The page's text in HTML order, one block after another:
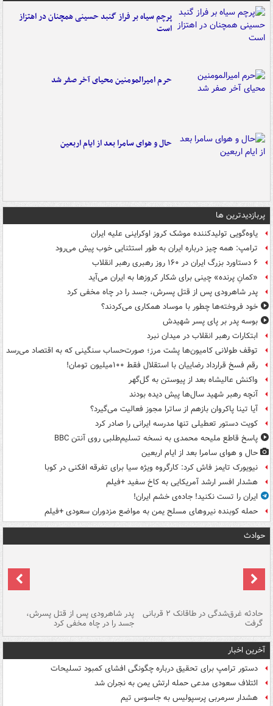
پرچم سیاه بر فراز گنبد حسینی همچنان در اهتزاز
است
حرم امیرالمومنین محیای آخر صفر شد
حال و هوای سامرا بعد از ایام اربعین
پربازدیدترین ها
یاوه‌گویی تولیدکننده موشک کروز اوکراینی علیه ایران
ترامپ: همه چیز درباره ایران به طور استثنایی خوب پیش می‌رود
۶ دستاورد بزرگ ایران در ۱۶۰ روز رهبری رهبر انقلاب
«کمانِ پرنده» چینی برای شکار کروزها به ایران می‌آید
پدر شاهرودی پس از قتل پسرش، جسد را در چاه مخفی کرد
خود فروخته‌ها چطور با موساد همکاری می‌کردند؟
بوسه‌ پدر بر پای پسر شهیدش
ابتکارات رهبر انقلاب در میدان نبرد
توقف طولانی کامیون‌ها پشت مرز؛ صورت‌حساب سنگینی که به اقتصاد می‌رسد
رقم فسخ قرارداد رضاییان با استقلال فقط ۱۰۰میلیون تومان!
واکنش عالیشاه بعد از پیوستن به گل‌گهر
آنچه رهبر شهید سال‌ها پیش دیده بودند
آیا تینا پاکروان بازهم از ساترا مجوز فعالیت می‌گیرد؟
کویت دستور تعطیلی تنها مدرسه ایرانی را صادر کرد
پاسخ قاطع ملیحه محمدی به نسخه تسلیم‌طلبی روی آنتن BBC
حال و هوای سامرا بعد از ایام اربعین
نیویورک تایمز فاش کرد: کارگروه ویژه سیا برای تفرقه افکنی در کوبا
هشدار افسر ارشد آمریکایی به کاخ سفید +فیلم
ایران را تست نکنید! جاده‌ی خشم ایران!
حمله کوبنده نیروهای مسلح یمن به مواضع مزدوران سعودی +فیلم
حوادث
حادثه غرق‌شدگی در طاقانک ۲ قربانی
گرفت
پدر شاهرودی پس از قتل پسرش،
جسد را در چاه مخفی کرد
آخرین اخبار
دستور ترامپ برای تحقیق درباره چگونگی افشای کمبود تسلیحات
ائتلاف سعودی مدعی حمله ارتش یمن به نجران شد
هشدار سرمربی پرسپولیس به جاسوس تیم